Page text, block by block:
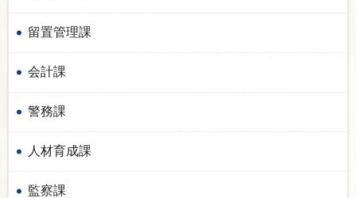
留置管理課
会計課
警務課
人材育成課
監察課